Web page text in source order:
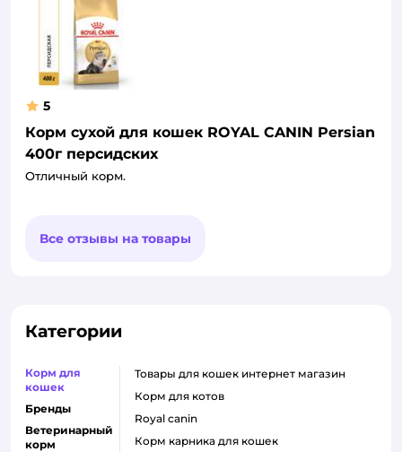
5
Корм сухой для кошек ROYAL CANIN Persian
400г персидских
Отличный корм.
Все отзывы на товары
Категории
Корм для
кошек
Бренды
Ветеринарный
корм
товары для кошек интернет магазин
корм для котов
royal canin
корм карника для кошек